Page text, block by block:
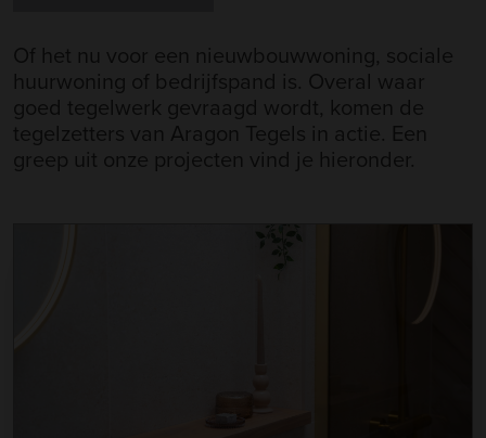
Of het nu voor een nieuwbouwwoning, sociale
huurwoning of bedrijfspand is. Overal waar
goed tegelwerk gevraagd wordt, komen de
tegelzetters van Aragon Tegels in actie. Een
greep uit onze projecten vind je hieronder.